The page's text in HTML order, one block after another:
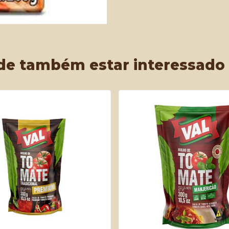
também estar interessado